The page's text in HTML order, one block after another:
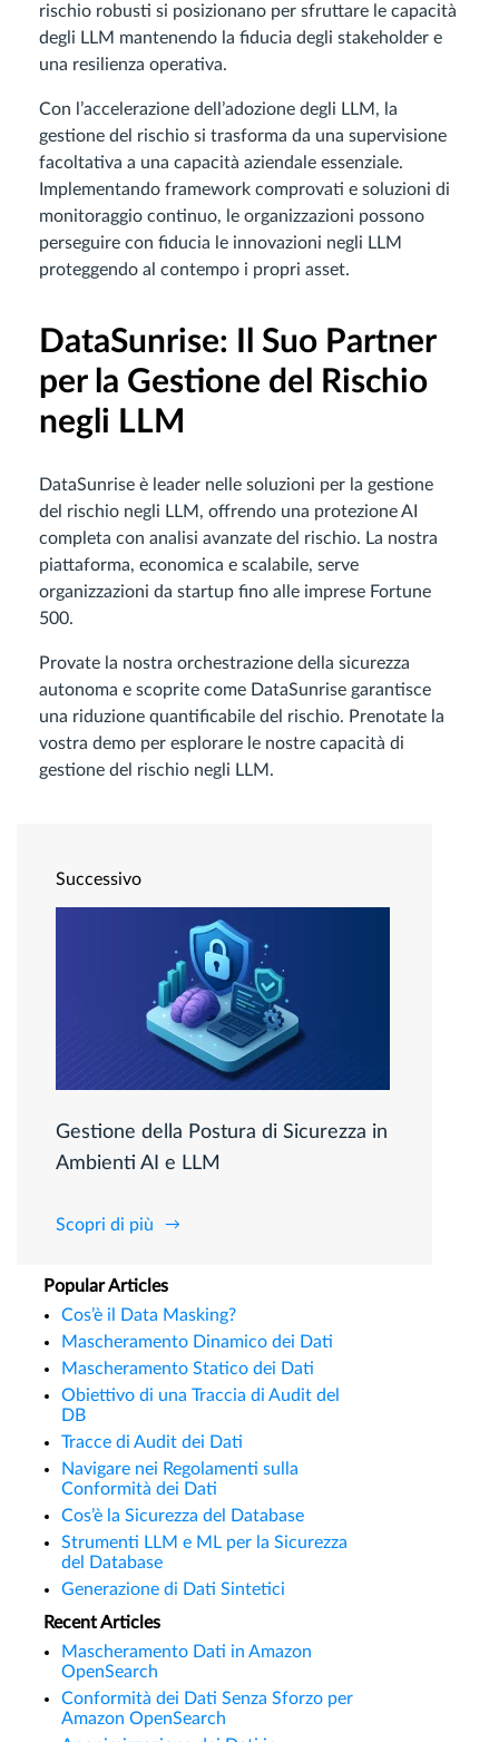
rischio robusti si posizionano per sfruttare le capacità
degli LLM mantenendo la fiducia degli stakeholder e
una resilienza operativa.
Con l’accelerazione dell’adozione degli LLM, la
gestione del rischio si trasforma da una supervisione
facoltativa a una capacità aziendale essenziale.
Implementando framework comprovati e soluzioni di
monitoraggio continuo, le organizzazioni possono
perseguire con fiducia le innovazioni negli LLM
proteggendo al contempo i propri asset.
DataSunrise: Il Suo Partner
per la Gestione del Rischio
negli LLM
DataSunrise è leader nelle soluzioni per la gestione
del rischio negli LLM, offrendo una protezione AI
completa con analisi avanzate del rischio. La nostra
piattaforma, economica e scalabile, serve
organizzazioni da startup fino alle imprese Fortune
500.
Provate la nostra orchestrazione della sicurezza
autonoma e scoprite come DataSunrise garantisce
una riduzione quantificabile del rischio. Prenotate la
vostra demo per esplorare le nostre capacità di
gestione del rischio negli LLM.
Successivo
Gestione della Postura di Sicurezza in
Ambienti AI e LLM
Scopri di più
Popular Articles
Cos’è il Data Masking?
Mascheramento Dinamico dei Dati
Mascheramento Statico dei Dati
Obiettivo di una Traccia di Audit del
DB
Tracce di Audit dei Dati
Navigare nei Regolamenti sulla
Conformità dei Dati
Cos’è la Sicurezza del Database
Strumenti LLM e ML per la Sicurezza
del Database
Generazione di Dati Sintetici
Recent Articles
Mascheramento Dati in Amazon
OpenSearch
Conformità dei Dati Senza Sforzo per
Amazon OpenSearch